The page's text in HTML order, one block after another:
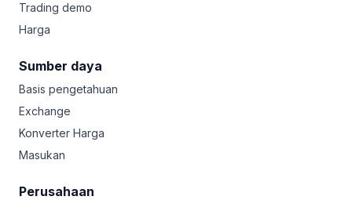
Trading demo
Harga
Sumber daya
Basis pengetahuan
Exchange
Konverter Harga
Masukan
Perusahaan